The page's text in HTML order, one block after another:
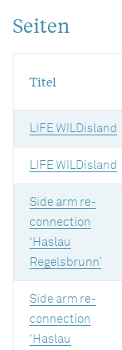
Seiten
Titel
LIFE WILDisland
LIFE WILDisland
Side arm re-
connection
‘Haslau
Regelsbrunn’
Side arm re-
connection
‘Haslau